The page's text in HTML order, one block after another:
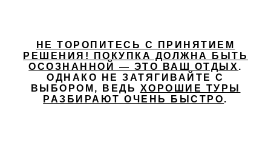
НЕ ТОРОПИТЕСЬ С ПРИНЯТИЕМ
РЕШЕНИЯ! ПОКУПКА ДОЛЖНА БЫТЬ
ОСОЗНАННОЙ — ЭТО ВАШ ОТДЫХ .
ОДНАКО НЕ ЗАТЯГИВАЙТЕ С
ВЫБОРОМ, ВЕДЬ ХОРОШИЕ ТУРЫ
РАЗБИРАЮТ ОЧЕНЬ БЫСТРО.